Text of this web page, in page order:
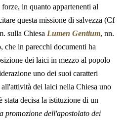
in quanto appartenenti al
questa missione di salvezza (Cf
sulla Chiesa Lumen Gentium, nn.
che in parecchi documenti ha
dei laici in mezzo al popolo
uno dei suoi caratteri
dei laici nella Chiesa uno
stata decisa la istituzione di un
promozione dell'apostolato dei